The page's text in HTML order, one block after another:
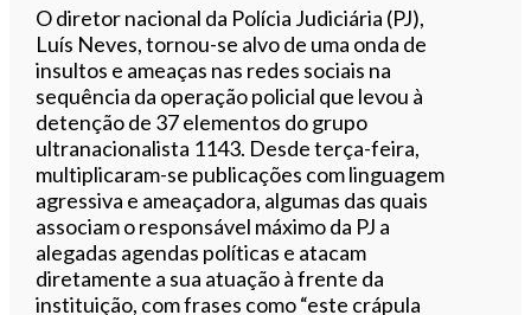
Ouvir este artigo
O diretor nacional da Polícia Judiciária (PJ),
Luís Neves, tornou-se alvo de uma onda de
insultos e ameaças nas redes sociais na
sequência da operação policial que levou à
detenção de 37 elementos do grupo
ultranacionalista 1143. Desde terça-feira,
multiplicaram-se publicações com linguagem
agressiva e ameaçadora, algumas das quais
associam o responsável máximo da PJ a
alegadas agendas políticas e atacam
diretamente a sua atuação à frente da
instituição, com frases como “este crápula